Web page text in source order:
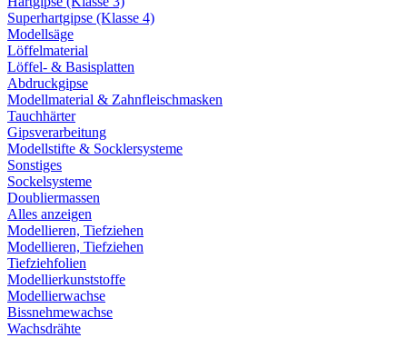
Superhartgipse (Klasse 4)
Modellsäge
Löffelmaterial
Löffel- & Basisplatten
Abdruckgipse
Modellmaterial & Zahnfleischmasken
Tauchhärter
Gipsverarbeitung
Modellstifte & Socklersysteme
Sonstiges
Sockelsysteme
Doubliermassen
Alles anzeigen
Modellieren, Tiefziehen
Modellieren, Tiefziehen
Tiefziehfolien
Modellierkunststoffe
Modellierwachse
Bissnehmewachse
Wachsdrähte